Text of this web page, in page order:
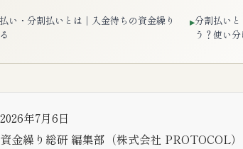
い・分割払いとは｜入金待ちの資金繰り
▸分割払い
う？使い分
2026年7月6日
資金繰り総研 編集部（株式会社 PROTOCOL）